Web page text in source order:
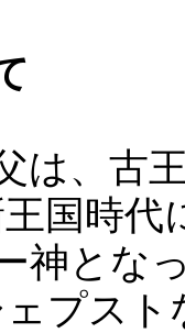
は、古
国時代
神とな
プス